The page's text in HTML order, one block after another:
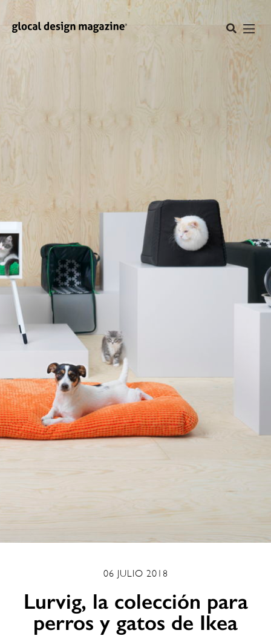
06 JULIO 2018
Lurvig, la colección para
perros y gatos de Ikea